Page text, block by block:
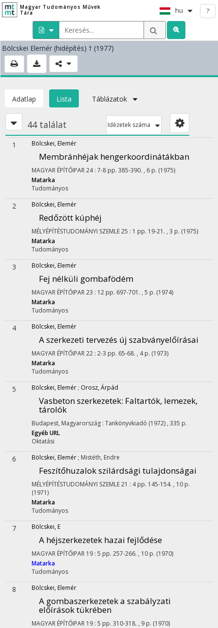
Magyar Tudományos Művek
Tára
hu ?
Bölcskei Elemér (hidépítés) † (1977)
Adatlap Lista Táblázatok
44 találat Idézetek száma
1 Bölcskei, Elemér
Membránhéjak hengerkoordinátákban
MAGYAR ÉPÍTŐIPAR24: 7-8 pp. 385-390. , 6 p. (1975)
Matarka
Tudományos
2 Bölcskei, Elemér
Redőzött kúphéj
MÉLYÉPÍTÉSTUDOMÁNYI SZEMLE25 : 1 pp. 19-21. , 3 p. (1975)
Matarka
Tudományos
3 Bölcskei, Elemér
Fej nélküli gombafödém
MAGYAR ÉPÍTŐIPAR23 : 12 pp. 697-701. , 5 p. (1974)
Matarka
Tudományos
4 Bölcskei, Elemér
A szerkezeti tervezés új szabványelőírásai
MAGYAR ÉPÍTŐIPAR22 : 2-3 pp. 65-68. , 4 p. (1973)
Matarka
Tudományos
5 Bölcskei, Elemér ; Orosz, Árpád
Vasbeton szerkezetek: Faltartók, lemezek,
tárolók
Budapest, Magyarország : Tankönyvkiadó (1972) , 335 p.
Egyéb URL
Oktatási
6 Bölcskei, Elemér ; Mistéth, Endre
Feszítőhuzalok szilárdsági tulajdonságai
MÉLYÉPÍTÉSTUDOMÁNYI SZEMLE21 : 4 pp. 145-154. , 10 p.
(1971)
Matarka
Tudományos
7 Bölcskei, E
A héjszerkezetek hazai fejlődése
MAGYAR ÉPÍTŐIPAR 19 : 5 pp. 257-266. , 10 p. (1970)
Matarka
Tudományos
8 Bölcskei, Elemér
A gombaszerkezetek a szabályzati
előírások tükrében
MAGYAR ÉPÍTŐIPAR 19 : 5 pp. 310-318. , 9 p. (1970)